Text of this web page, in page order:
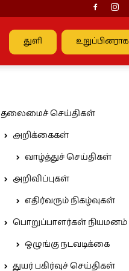
துளி உறுப்பினராக
தலைமைச் செய்திகள்
அறிக்கைகள்
வாழ்த்துச் செய்திகள்
அறிவிப்புகள்
எதிர்வரும் நிகழ்வுகள்
பொறுப்பாளர்கள் நியமனம்
ஒழுங்கு நடவடிக்கை
துயர் பகிர்வுச் செய்திகள்